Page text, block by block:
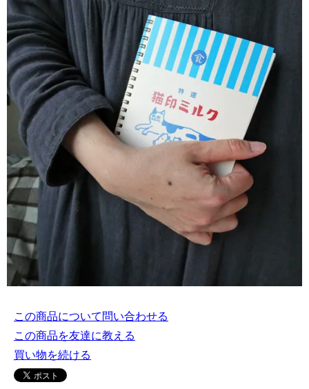
この商品について問い合わせる
この商品を友達に教える
買い物を続ける